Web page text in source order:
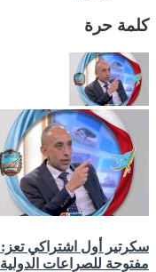
كلمة حرة
سكرتير أول اشتراكي
مفتوحة للصراعات الدولية